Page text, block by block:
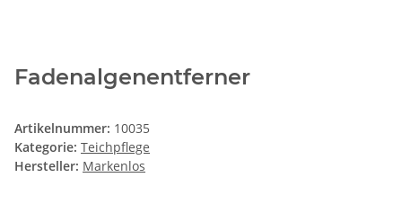
Fadenalgenentferner
Artikelnummer: 10035
Kategorie: Teichpflege
Hersteller: Markenlos